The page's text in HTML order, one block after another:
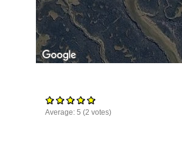
For development
Average: 5 (2 votes)